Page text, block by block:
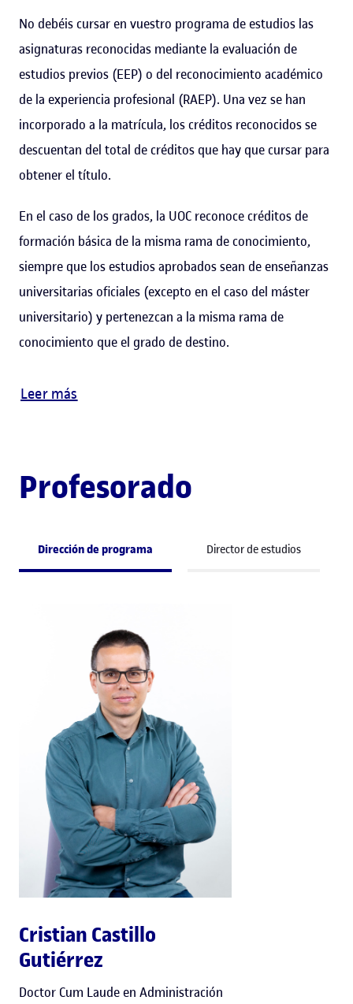
No debéis cursar en vuestro programa de estudios las
asignaturas reconocidas mediante la evaluación de
estudios previos (EEP) o del reconocimiento académico
de la experiencia profesional (RAEP). Una vez se han
incorporado a la matrícula, los créditos reconocidos se
descuentan del total de créditos que hay que cursar para
obtener el título.
En el caso de los grados, la UOC reconoce créditos de
formación básica de la misma rama de conocimiento,
siempre que los estudios aprobados sean de enseñanzas
universitarias oficiales (excepto en el caso del máster
universitario) y pertenezcan a la misma rama de
conocimiento que el grado de destino.
Leer más
Profesorado
Dirección de programa Director de estudios
Cristian Castillo
Gutiérrez
Doctor Cum Laude en Administración